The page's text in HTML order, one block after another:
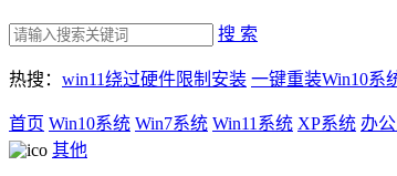
搜 索
热搜： win11绕过硬件限制安装 一键重装Win10系
首页 Win10系统 Win7系统 Win11系统 XP系统 办
其他